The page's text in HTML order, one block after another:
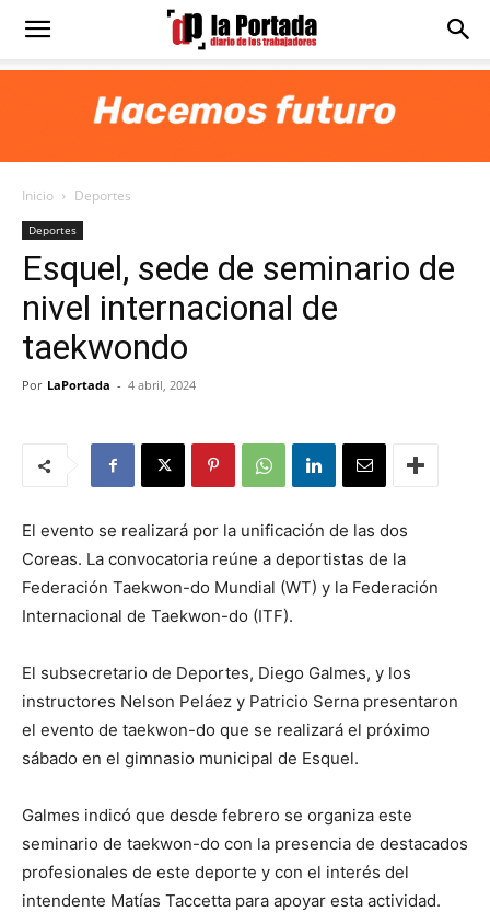
Diario
Portada
Inicio Deportes
Deportes
Esquel, sede de seminario de
nivel internacional de
taekwondo
Por LaPortada - 4 abril, 2024
El evento se realizará por la unificación de las dos
Coreas. La convocatoria reúne a deportistas de la
Federación Taekwon-do Mundial (WT) y la Federación
Internacional de Taekwon-do (ITF).
El subsecretario de Deportes, Diego Galmes, y los
instructores Nelson Peláez y Patricio Serna presentaron
el evento de taekwon-do que se realizará el próximo
sábado en el gimnasio municipal de Esquel.
Galmes indicó que desde febrero se organiza este
seminario de taekwon-do con la presencia de destacados
profesionales de este deporte y con el interés del
intendente Matías Taccetta para apoyar esta actividad.